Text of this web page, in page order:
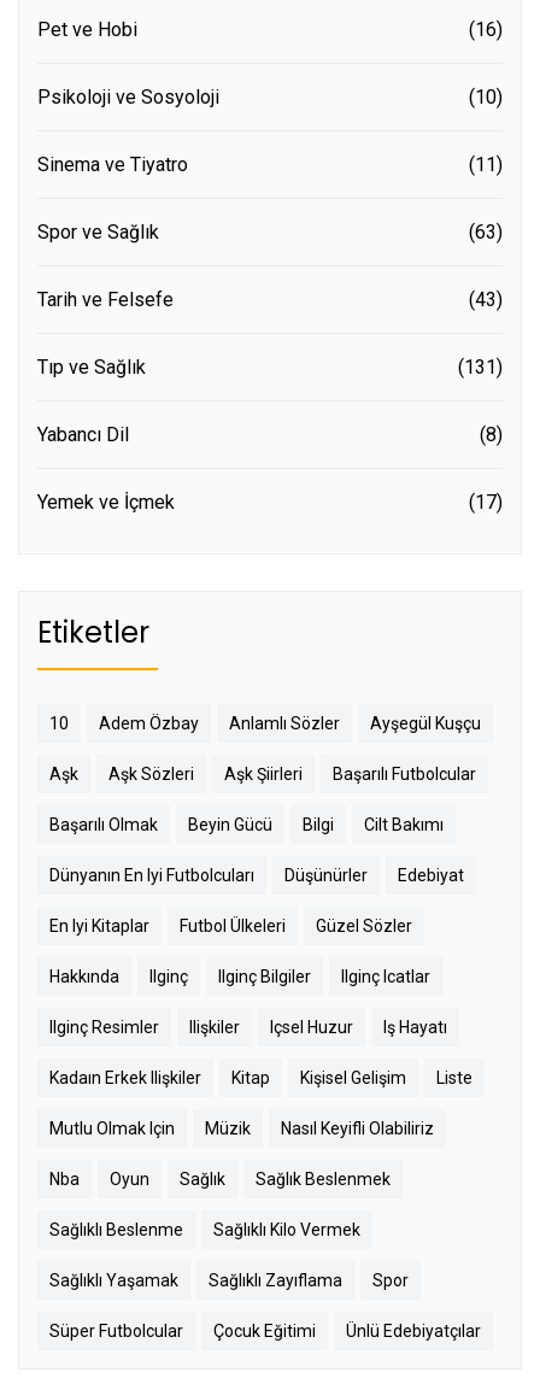
Pet ve Hobi (16)
Psikoloji ve Sosyoloji (10)
Sinema ve Tiyatro (11)
Spor ve Sağlık (63)
Tarih ve Felsefe (43)
Tıp ve Sağlık (131)
Yabancı Dil (8)
Yemek ve İçmek (17)
Etiketler
10 Adem Özbay Anlamlı Sözler Ayşegül Kuşçu
Aşk Aşk Sözleri Aşk Şiirleri Başarılı Futbolcular
Başarılı Olmak Beyin Gücü Bilgi Cilt Bakımı
Dünyanın En Iyi Futbolcuları Düşünürler Edebiyat
En Iyi Kitaplar Futbol Ülkeleri Güzel Sözler
Hakkında Ilginç Ilginç Bilgiler Ilginç Icatlar
Ilginç Resimler Ilişkiler Içsel Huzur Iş Hayatı
Kadaın Erkek Ilişkiler Kitap Kişisel Gelişim Liste
Mutlu Olmak Için Müzik Nasıl Keyifli Olabiliriz
Nba Oyun Sağlık Sağlık Beslenmek
Sağlıklı Beslenme Sağlıklı Kilo Vermek
Sağlıklı Yaşamak Sağlıklı Zayıflama Spor
Süper Futbolcular Çocuk Eğitimi Ünlü Edebiyatçılar